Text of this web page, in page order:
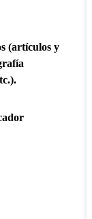
(artículos y